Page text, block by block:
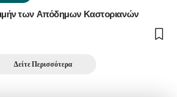
των Απόδημων Καστοριανών
Δείτε Περισσότερα